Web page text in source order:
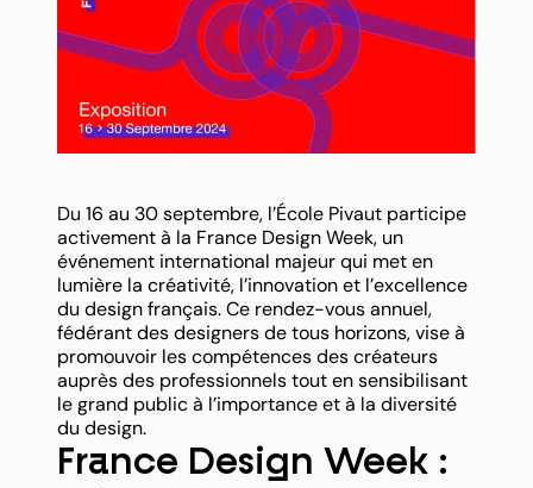
Du 16 au 30 septembre, l’École Pivaut participe
activement à la France Design Week, un
événement international majeur qui met en
lumière la créativité, l’innovation et l’excellence
du design français. Ce rendez-vous annuel,
fédérant des designers de tous horizons, vise à
promouvoir les compétences des créateurs
auprès des professionnels tout en sensibilisant
le grand public à l’importance et à la diversité
du design.
France Design Week :